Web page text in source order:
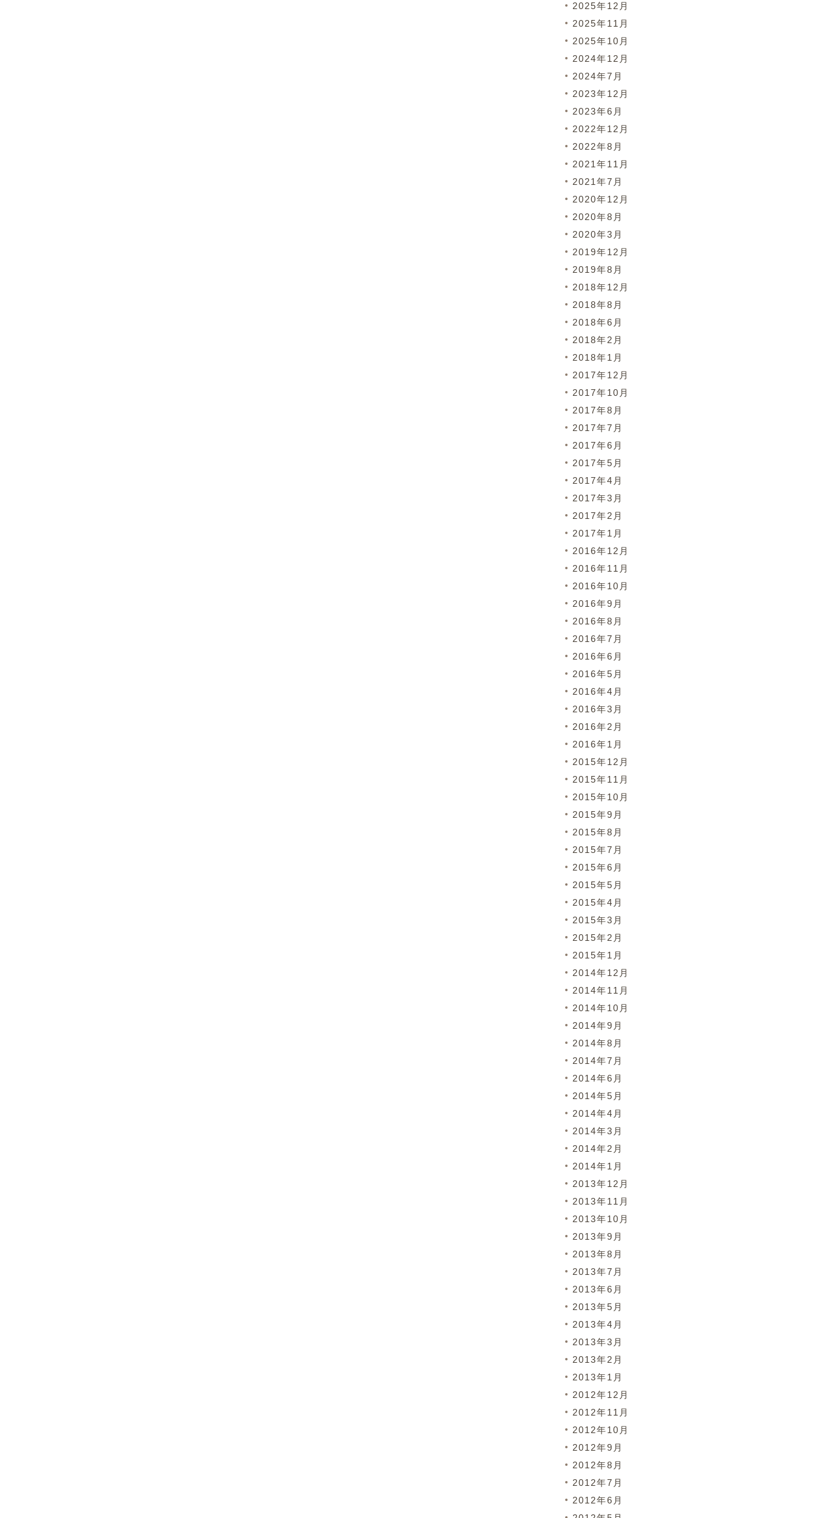
2025年12月
2025年11月
2025年10月
2024年12月
2024年7月
2023年12月
2023年6月
2022年12月
2022年8月
2021年11月
2021年7月
2020年12月
2020年8月
2020年3月
2019年12月
2019年8月
2018年12月
2018年8月
2018年6月
2018年2月
2018年1月
2017年12月
2017年10月
2017年8月
2017年7月
2017年6月
2017年5月
2017年4月
2017年3月
2017年2月
2017年1月
2016年12月
2016年11月
2016年10月
2016年9月
2016年8月
2016年7月
2016年6月
2016年5月
2016年4月
2016年3月
2016年2月
2016年1月
2015年12月
2015年11月
2015年10月
2015年9月
2015年8月
2015年7月
2015年6月
2015年5月
2015年4月
2015年3月
2015年2月
2015年1月
2014年12月
2014年11月
2014年10月
2014年9月
2014年8月
2014年7月
2014年6月
2014年5月
2014年4月
2014年3月
2014年2月
2014年1月
2013年12月
2013年11月
2013年10月
2013年9月
2013年8月
2013年7月
2013年6月
2013年5月
2013年4月
2013年3月
2013年2月
2013年1月
2012年12月
2012年11月
2012年10月
2012年9月
2012年8月
2012年7月
2012年6月